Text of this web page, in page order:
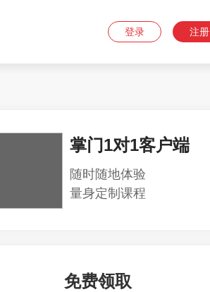
登录 注册
掌门1对1客户端
随时随地体验
量身定制课程
免费领取